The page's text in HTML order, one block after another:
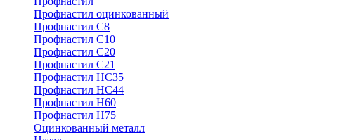
Профнастил оцинкованный
Профнастил С8
Профнастил С10
Профнастил С20
Профнастил С21
Профнастил НС35
Профнастил НС44
Профнастил Н60
Профнастил Н75
Оцинкованный металл